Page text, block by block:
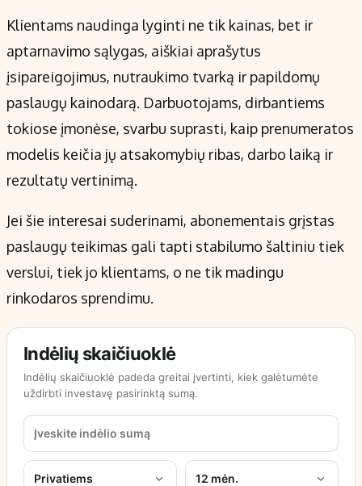
Klientams naudinga lyginti ne tik kainas, bet ir
aptarnavimo sąlygas, aiškiai aprašytus
įsipareigojimus, nutraukimo tvarką ir papildomų
paslaugų kainodarą. Darbuotojams, dirbantiems
tokiose įmonėse, svarbu suprasti, kaip prenumeratos
modelis keičia jų atsakomybių ribas, darbo laiką ir
rezultatų vertinimą.
Jei šie interesai suderinami, abonementais grįstas
paslaugų teikimas gali tapti stabilumo šaltiniu tiek
verslui, tiek jo klientams, o ne tik madingu
rinkodaros sprendimu.